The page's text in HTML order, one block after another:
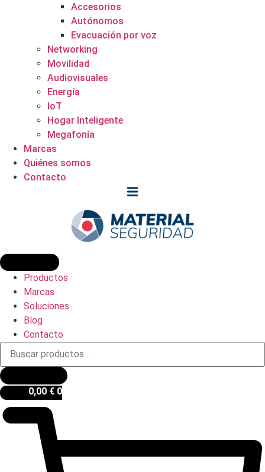
Accesorios
Autónomos
Evacuación por voz
Networking
Movilidad
Audiovisuales
Energía
IoT
Hogar Inteligente
Megafonía
Marcas
Quiénes somos
Contacto
Productos
Marcas
Soluciones
Blog
Contacto
Búsqueda
productos
0,00 € 0